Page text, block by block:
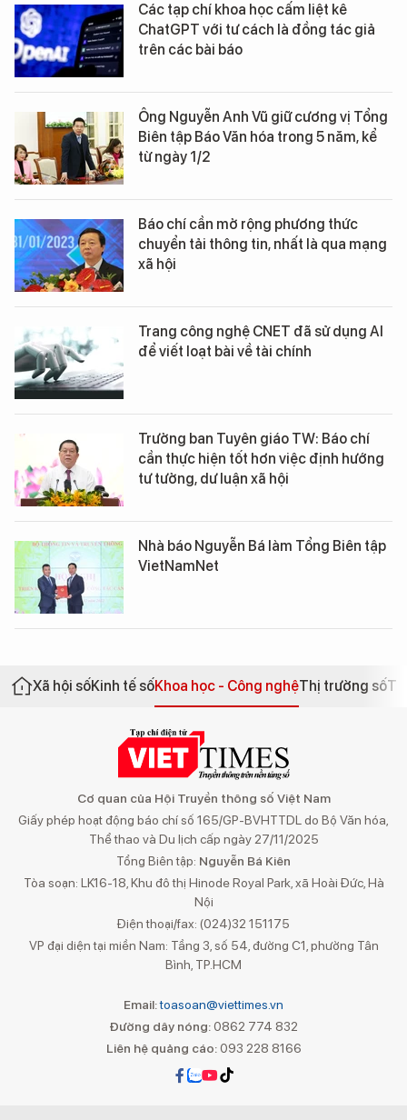
Các tạp chí khoa học cấm liệt kê
ChatGPT với tư cách là đồng tác giả
trên các bài báo
Ông Nguyễn Anh Vũ giữ cương vị Tổng
Biên tập Báo Văn hóa trong 5 năm, kể
từ ngày 1/2
Báo chí cần mở rộng phương thức
chuyển tải thông tin, nhất là qua mạng
xã hội
Trang công nghệ CNET đã sử dụng AI
để viết loạt bài về tài chính
Trưởng ban Tuyên giáo TW: Báo chí
cần thực hiện tốt hơn việc định hướng
tư tưởng, dư luận xã hội
Nhà báo Nguyễn Bá làm Tổng Biên tập
VietNamNet
Xã hội sốKinh tế sốKhoa học - Công nghệThị trường số
Cơ quan của Hội Truyền thông số Việt Nam
Giấy phép hoạt động báo chí số 165/GP-BVHTTDL do Bộ Văn hóa,
Thể thao và Du lịch cấp ngày 27/11/2025
Tổng Biên tập: Nguyễn Bá Kiên
Tòa soạn: LK16-18, Khu đô thị Hinode Royal Park, xã Hoài Đức, Hà
Nội
Điện thoại/fax: (024)32 151175
VP đại diện tại miền Nam: Tầng 3, số 54, đường C1, phường Tân
Bình, TP.HCM
Email:toasoan@viettimes.vn
Đường dây nóng: 0862 774 832
Liên hệ quảng cáo:093 228 8166